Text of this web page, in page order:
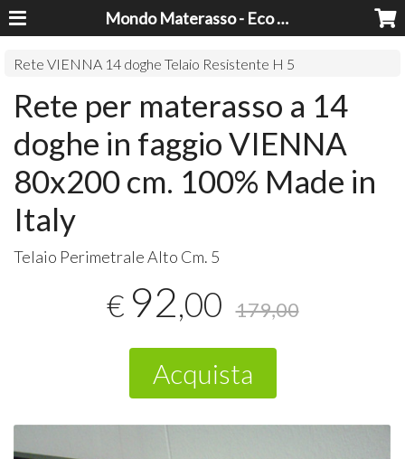
Mondo Materasso - Eco Dreams srl
Rete VIENNA 14 doghe Telaio Resistente H 5
Rete per materasso a 14
doghe in faggio VIENNA
80x200 cm. 100% Made in
Italy
Telaio Perimetrale Alto Cm. 5
€ 92,00 179,00
Acquista